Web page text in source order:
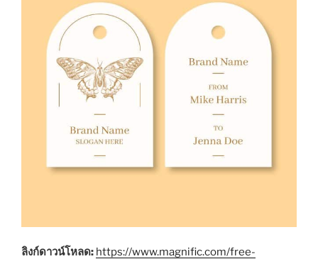
ลิงก์ดาวน์โหลด: https://www.magnific.com/free-